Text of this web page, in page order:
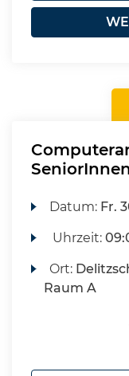
Datum: Fr.
Uhrzeit:
Ort:
Raum A